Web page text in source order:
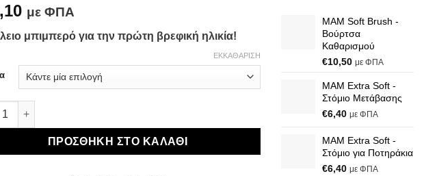
με ΦΠΑ
μπιμπερό για την πρώτη βρεφική ηλικία!
ΕΚΚΑΘΆΡΙΣΗ
Easy Start Anti-Colic 260ml – Μπιμπερό (+Χρώματα) ποσότητα
ΠΡΟΣΘΉΚΗ ΣΤΟ ΚΑΛΆΘΙ
MAM Soft Brush -
Βούρτσα
Καθαρισμού
€10,50 με ΦΠΑ
MAM Extra Soft -
Στόμιο Μετάβασης
€6,40 με ΦΠΑ
MAM Extra Soft -
Στόμιο για Ποτηράκια
€6,40 με ΦΠΑ